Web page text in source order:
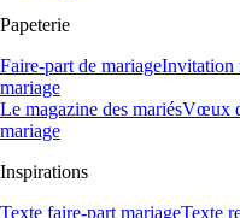
Papeterie
Faire-part de mariageInvitation
mariage
Le magazine des mariésVœux
mariage
Inspirations
Texte faire-part mariageTexte